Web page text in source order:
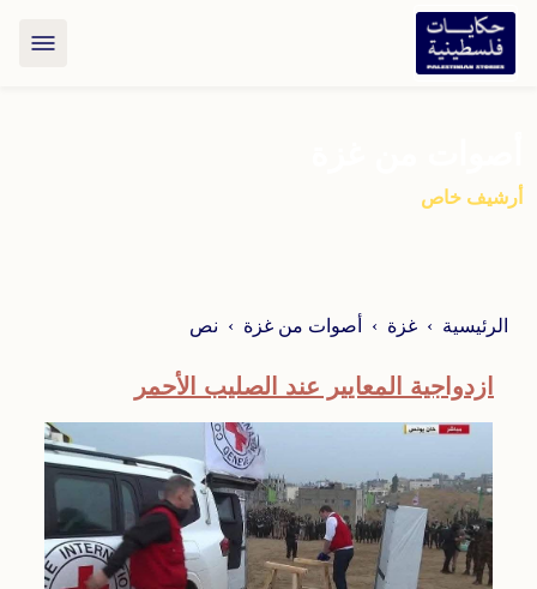
أرشيف خاص
الرئيسية غزة أصوات من غزة نص
ازدواجية المعايير عند الصليب الأحمر